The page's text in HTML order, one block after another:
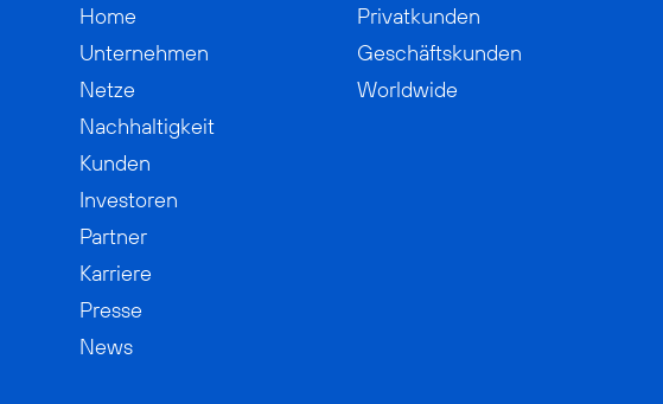
Home
Unternehmen
Netze
Nachhaltigkeit
Kunden
Investoren
Partner
Karriere
Presse
News
Privatkunden
Geschäftskunden
Worldwide